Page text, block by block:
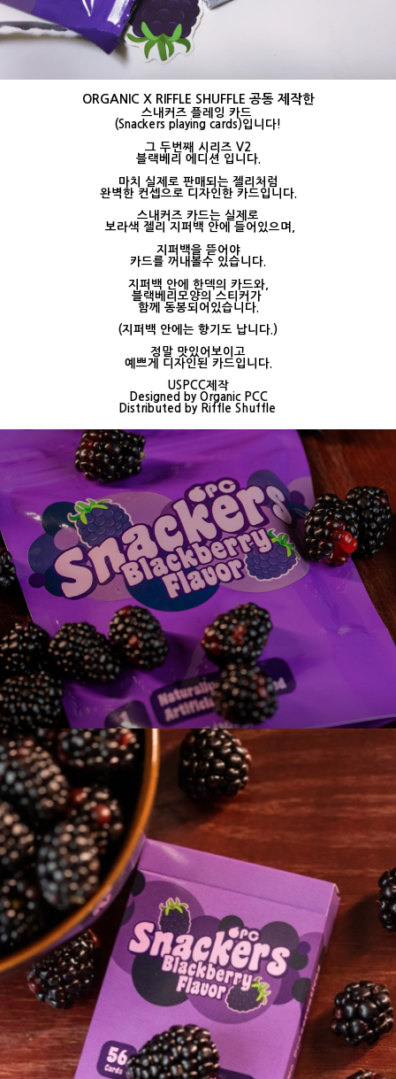
ORGANIC X RIFFLE SHUFFLE 공동 제작한
스내커즈 플레잉 카드
(Snackers playing cards)입니다!
그 두번째 시리즈 V2
블랙베리 에디션 입니다.
마치 실제로 판매되는 젤리처럼
완벽한 컨셉으로 디자인한 카드입니다.
스내커즈 카드는 실제로
보라색 젤리 지퍼백 안에 들어있으며,
지퍼백을 뜯어야
카드를 꺼내볼수 있습니다.
지퍼백 안에 한덱의 카드와,
블랙베리모양의 스티커가
함께 동봉되어있습니다.
(지퍼백 안에는 향기도 납니다.)
정말 맛있어보이고
예쁘게 디자인된 카드입니다.
USPCC제작
Designed by Organic PCC
Distributed by Riffle Shuffle